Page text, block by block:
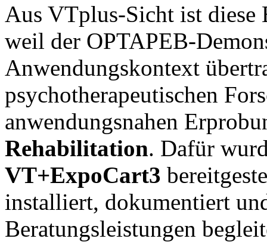
Aus VTplus-Sicht ist diese
weil der OPTAPEB-
Anwendungskontext
psychotherapeutischen
anwendungsnahen
Rehabilitation. Dafür
VT+ExpoCart3
installiert, dokumentiert
Beratungsleistungen